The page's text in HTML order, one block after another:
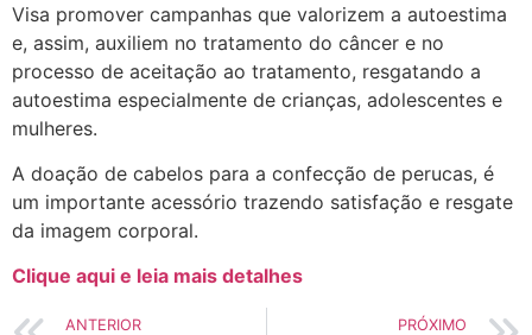
Visa promover campanhas que valorizem a autoestima
e, assim, auxiliem no tratamento do câncer e no
processo de aceitação ao tratamento, resgatando a
autoestima especialmente de crianças, adolescentes e
mulheres.
A doação de cabelos para a confecção de perucas, é
um importante acessório trazendo satisfação e resgate
da imagem corporal.
Clique aqui e leia mais detalhes
ANTERIOR PRÓXIMO